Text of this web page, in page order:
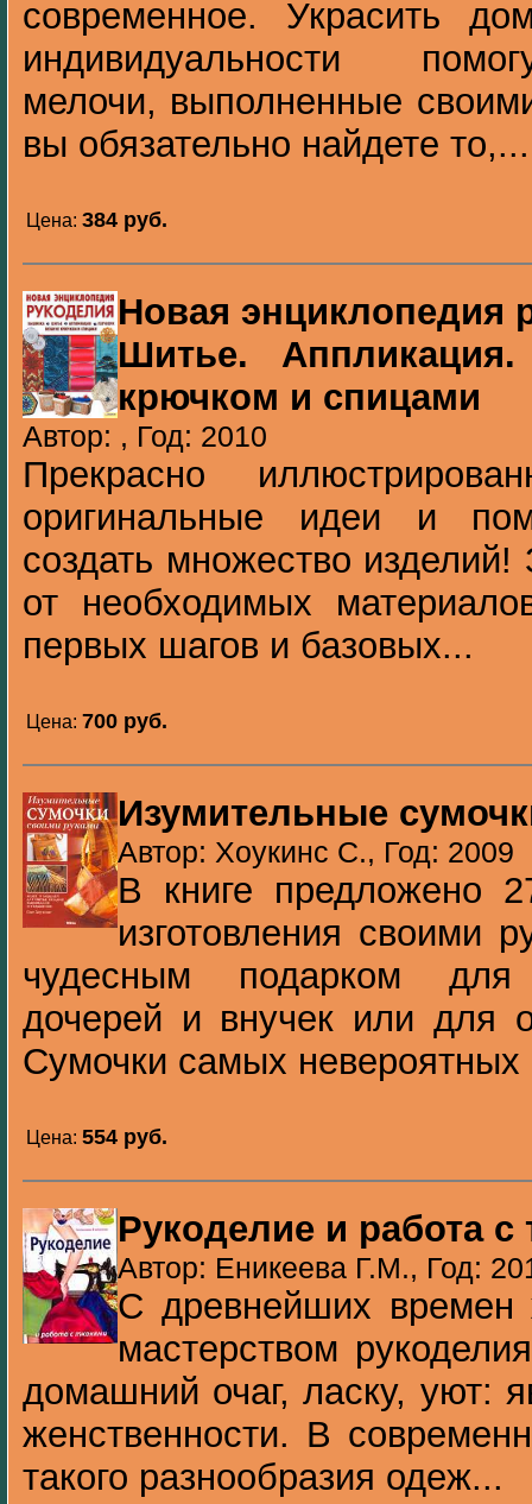
современное. Украсить
индивидуальности
мелочи, выполненные
вы обязательно найдете то,...
Цена: 384 pуб.
Новая энциклопедия
Шитье.
крючком и спицами
Автор: , Год: 2010
Прекрасно
оригинальные идеи и
создать множество
от необходимых
первых шагов и базовых...
Цена: 700 pуб.
Изумительные
Автор: Хоукинс С., Год: 2009
В книге предложено
изготовления своими
чудесным подарком
дочерей и внучек или для
Сумочки самых невероятных
Цена: 554 pуб.
Рукоделие и работа с
Автор: Еникеева Г.М., Год:
С древнейших
мастерством
домашний очаг, ласку, уют:
женственности. В
такого разнообразия одеж...